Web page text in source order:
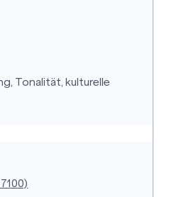
Tonalität, kulturelle